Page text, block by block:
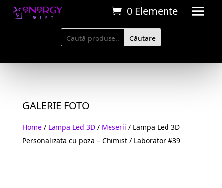
0 Elemente
GALERIE FOTO
Home/ Lampa Led 3D/ Meserii / Lampa Led 3D
Personalizata cu poza – Chimist / Laborator #39